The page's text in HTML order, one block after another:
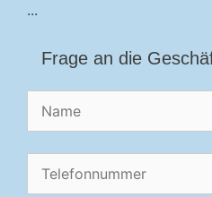
...
Frage an die